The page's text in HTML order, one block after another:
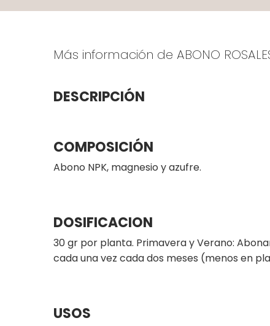
Más información de ABONO
DESCRIPCIÓN
COMPOSICIÓN
Abono NPK, magnesio y azufre.
DOSIFICACION
30 gr por planta. Primavera y Verano:
cada una vez cada dos meses (menos en
USOS